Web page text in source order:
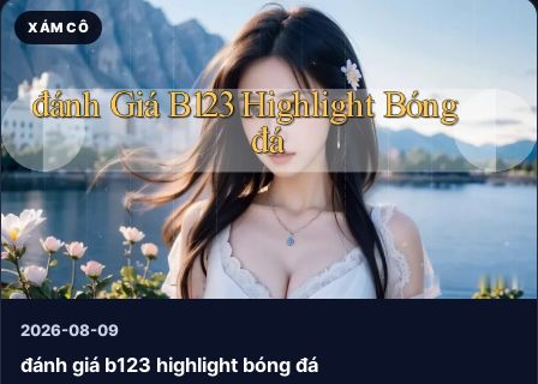
XÁM CÔ
2026-08-09
đánh giá b123 highlight bóng đá